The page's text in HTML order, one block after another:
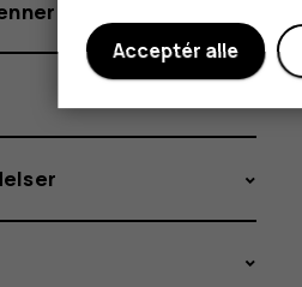
og familie
Acceptér alle